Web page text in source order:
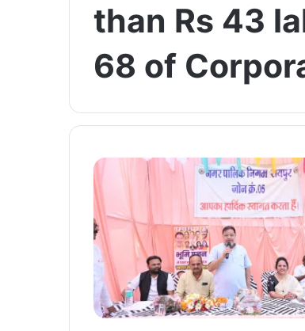
than Rs 43
68 of